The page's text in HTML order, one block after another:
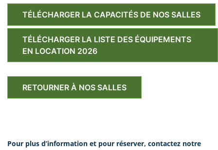
TÉLÉCHARGER LA CAPACITÉS DE NOS SALLES
TÉLÉCHARGER LA LISTE DES ÉQUIPEMENTS
EN LOCATION 2026
RETOURNER À NOS SALLES
Pour plus d’information et pour réserver, contactez notre